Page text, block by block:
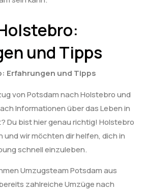
und Tipps
Erfahrungen und Tipps
von Potsdam nach Holstebro und
Informationen über das Leben in
Du bist hier genau richtig! Holstebro
und wir möchten dir helfen, dich in
schnell einzuleben.
Umzugsteam Potsdam aus
zahlreiche Umzüge nach